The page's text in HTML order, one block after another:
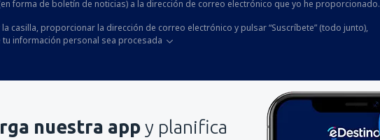
(en forma de boletín de noticias) a la dirección de correo electrónico que yo he proporcionado.
casilla, proporcionar la dirección de correo electrónico y pulsar “Suscríbete” (todo junto),
tu información personal sea procesada
nuestra app y planifica